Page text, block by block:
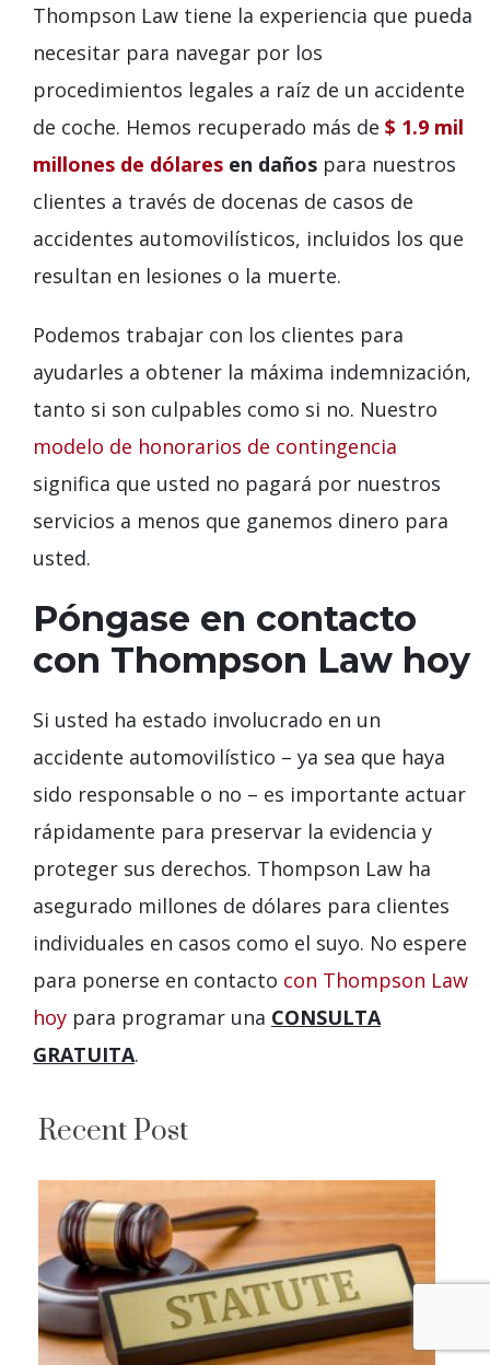
Thompson Law tiene la experiencia que pueda
necesitar para navegar por los
procedimientos legales a raíz de un accidente
de coche. Hemos recuperado más de $ 1.9 mil
millones de dólares en daños para nuestros
clientes a través de docenas de casos de
accidentes automovilísticos, incluidos los que
resultan en lesiones o la muerte.
Podemos trabajar con los clientes para
ayudarles a obtener la máxima indemnización,
tanto si son culpables como si no. Nuestro
modelo de honorarios de contingencia
significa que usted no pagará por nuestros
servicios a menos que ganemos dinero para
usted.
Póngase en contacto
con Thompson Law hoy
Si usted ha estado involucrado en un
accidente automovilístico – ya sea que haya
sido responsable o no – es importante actuar
rápidamente para preservar la evidencia y
proteger sus derechos. Thompson Law ha
asegurado millones de dólares para clientes
individuales en casos como el suyo. No espere
para ponerse en contacto con Thompson Law
hoy para programar una CONSULTA
GRATUITA.
Recent Post